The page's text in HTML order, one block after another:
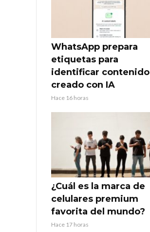
WhatsApp prepara
etiquetas para
identificar contenido
creado con IA
Hace 16 horas
¿Cuál es la marca de
celulares premium
favorita del mundo?
Hace 17 horas